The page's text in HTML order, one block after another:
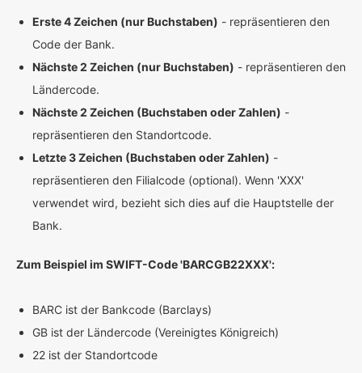
Erste 4 Zeichen (nur Buchstaben) - repräsentieren den
Code der Bank.
Nächste 2 Zeichen (nur Buchstaben) - repräsentieren den
Ländercode.
Nächste 2 Zeichen (Buchstaben oder Zahlen) -
repräsentieren den Standortcode.
Letzte 3 Zeichen (Buchstaben oder Zahlen) -
repräsentieren den Filialcode (optional). Wenn 'XXX'
verwendet wird, bezieht sich dies auf die Hauptstelle der
Bank.
Zum Beispiel im SWIFT-Code 'BARCGB22XXX':
BARC ist der Bankcode (Barclays)
GB ist der Ländercode (Vereinigtes Königreich)
22 ist der Standortcode